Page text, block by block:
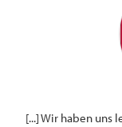
[...] Wir haben uns